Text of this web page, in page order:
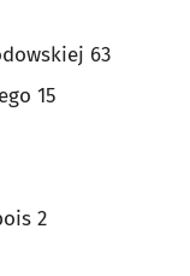
63
15
2